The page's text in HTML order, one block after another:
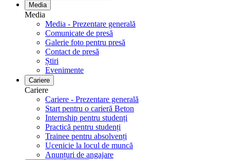
Media
Media
Media - Prezentare generală
Comunicate de presă
Galerie foto pentru ​​​​​​​presă
Contact de presă
Știri
Evenimente
Cariere
Cariere
Cariere - Prezentare generală
Start pentru o carieră Beton
Internship pentru studenți
Practică pentru studenți
Trainee pentru absolvenți
Ucenicie la locul de muncă
Anunțuri de angajare